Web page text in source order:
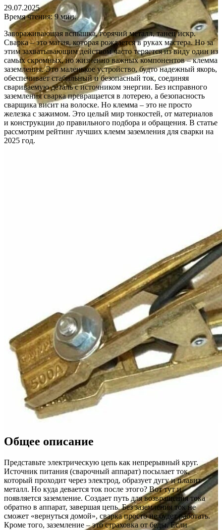
29.07.2025
Время чтения: 9 мин.
Завораживающая вспышка, горячий металл, танец искр.
Сварка – это магия, которая рождается в руках мастера. Но за
этим захватывающим действом часто теряется из виду один из
самых скромных, но жизненно важных компонентов – клемма
заземления. Это маленькое устройство, будто надежный якорь,
обеспечивает стабильный и безопасный ток, соединяя
свариваемую деталь с источником энергии. Без исправного
заземления сварка превращается в лотерею, а безопасность
сварщика висит на волоске. Но клемма – это не просто
железка с зажимом. Это целый мир тонкостей, от материалов
и конструкции до правильного подбора и обращения. В статье
рассмотрим рейтинг лучших клемм заземления для сварки на
2025 год.
Общее описание
Представьте электрическую цепь как непрерывный круг.
Источник питания (сварочный аппарат) посылает ток,
который проходит через электрод, образует дугу и плавит
металл. Но куда девается ток после этого? Вот тут и
появляется заземление. Создает путь для возвращения тока
обратно в аппарат, завершая цепь. Без заземления ток не
сможет «вернуться домой», сварка просто не будет работать.
Кроме того, заземление – это страховка от беды. Если